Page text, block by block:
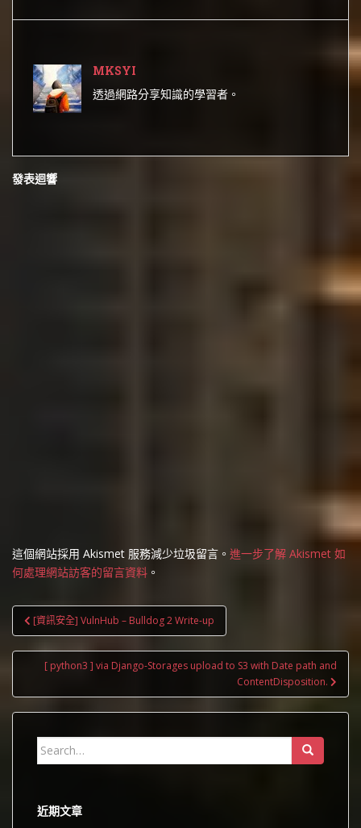
MKSYI
透過網路分享知識的學習者。
發表迴響
這個網站採用 Akismet 服務減少垃圾留言。 進一步了解 Akismet 如
何處理網站訪客的留言資料 。
文
章
導
[資訊安全] VulnHub – Bulldog 2 Write-up
[ python3 ] via Django-Storages upload to S3 with Date path and
ContentDisposition.
Search
for:
近期文章